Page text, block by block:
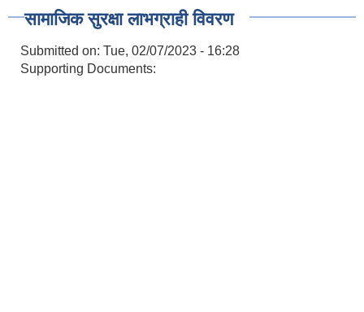
सामाजिक सुरक्षा लाभग्राही विवरण
Submitted on: Tue, 02/07/2023 - 16:28
Supporting Documents: